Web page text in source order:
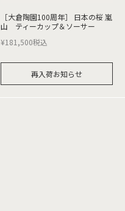
［大倉陶園100周年］ 日本の桜 嵐
山 ティーカップ＆ソーサー
¥181,500税込
再入荷お知らせ